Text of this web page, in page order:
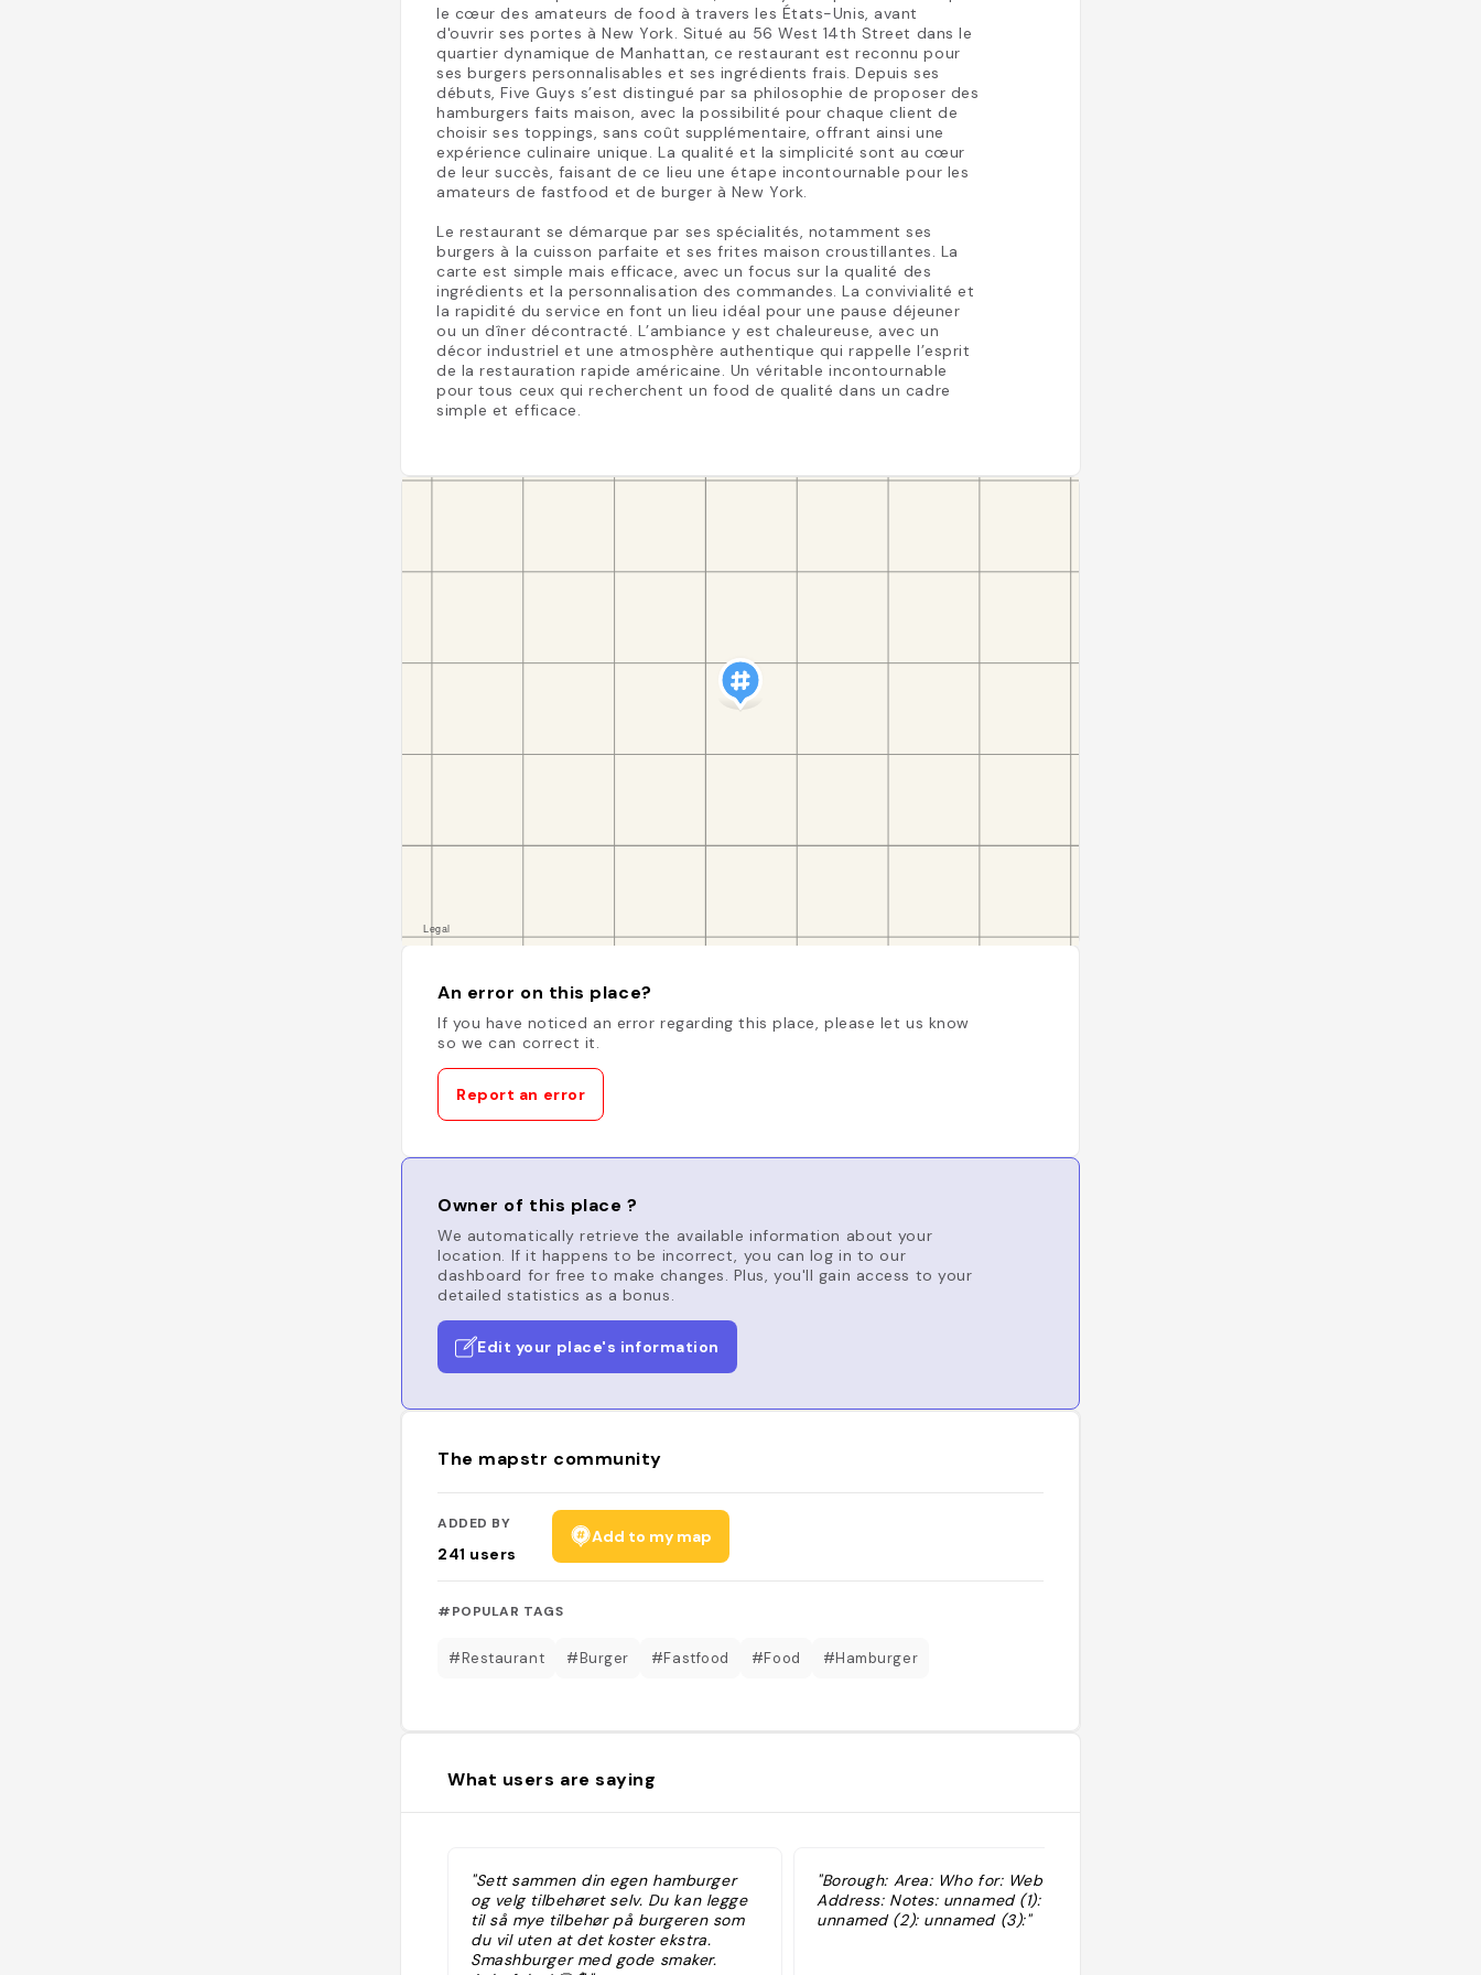
le cœur des amateurs de food à travers les États-Unis, avant
d'ouvrir ses portes à New York. Situé au 56 West 14th Street dans le
quartier dynamique de Manhattan, ce restaurant est reconnu pour
ses burgers personnalisables et ses ingrédients frais. Depuis ses
débuts, Five Guys s’est distingué par sa philosophie de proposer des
hamburgers faits maison, avec la possibilité pour chaque client de
choisir ses toppings, sans coût supplémentaire, offrant ainsi une
expérience culinaire unique. La qualité et la simplicité sont au cœur
de leur succès, faisant de ce lieu une étape incontournable pour les
amateurs de fastfood et de burger à New York.
Le restaurant se démarque par ses spécialités, notamment ses
burgers à la cuisson parfaite et ses frites maison croustillantes. La
carte est simple mais efficace, avec un focus sur la qualité des
ingrédients et la personnalisation des commandes. La convivialité et
la rapidité du service en font un lieu idéal pour une pause déjeuner
ou un dîner décontracté. L’ambiance y est chaleureuse, avec un
décor industriel et une atmosphère authentique qui rappelle l’esprit
de la restauration rapide américaine. Un véritable incontournable
pour tous ceux qui recherchent un food de qualité dans un cadre
simple et efficace.
An error on this place?
If you have noticed an error regarding this place, please let us know
so we can correct it.
Report an error
Owner of this place ?
We automatically retrieve the available information about your
location. If it happens to be incorrect, you can log in to our
dashboard for free to make changes. Plus, you'll gain access to your
detailed statistics as a bonus.
Edit your place's information
The mapstr community
ADDED BY
241 users
Add to my map
#POPULAR TAGS
#Restaurant #Burger #Fastfood #Food #Hamburger
What users are saying
"Sett sammen din egen hamburger
og velg tilbehøret selv. Du kan legge
til så mye tilbehør på burgeren som
du vil uten at det koster ekstra.
Smashburger med gode smaker.
"Borough: Area: Who for: Web Details:
Address: Notes: unnamed (1):
unnamed (2): unnamed (3):"